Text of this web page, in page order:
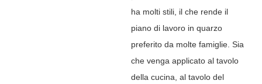
ha molti stili, il che rende il
piano di lavoro in quarzo
preferito da molte famiglie. Sia
che venga applicato al tavolo
della cucina, al tavolo del